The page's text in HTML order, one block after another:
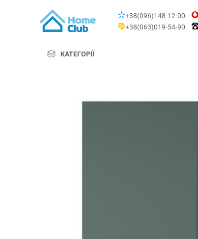
+38(096)148-12-00
+38(063)019-54-90
КАТЕГОРІЇ